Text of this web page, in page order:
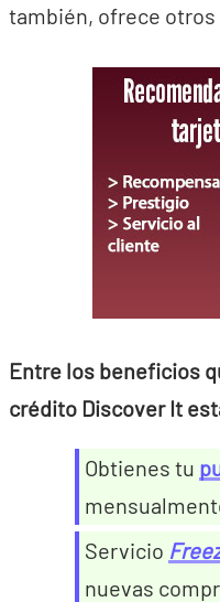
también, ofrece
Entre los beneficios
crédito Discover It
Obtienes tu
Servicio
nuevas